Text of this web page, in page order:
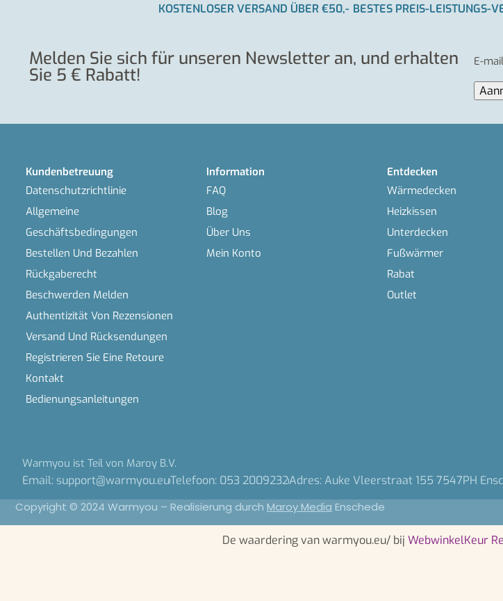
KOSTENLOSER VERSAND ÜBER €50,- BESTES PREIS-LEISTUNGS-
Melden Sie sich für unseren Newsletter an, und erhalten
Sie 5 € Rabatt!
E-
Kundenbetreuung
Datenschutzrichtlinie
Allgemeine
Geschäftsbedingungen
Bestellen Und Bezahlen
Rückgaberecht
Beschwerden Melden
Authentizität Von Rezensionen
Versand Und Rücksendungen
Registrieren Sie Eine Retoure
Kontakt
Bedienungsanleitungen
Information
FAQ
Blog
Über Uns
Mein Konto
Entdecken
Wärmedecken
Heizkissen
Unterdecken
Fußwärmer
Rabat
Outlet
Warmyou ist Teil von Maroy B.V.
Email: support@warmyou.euTelefoon: 053 2009232Adres: Auke Vleerstraat 155 7547PH
Copyright © 2024 Warmyou – Realisierung durch Maroy Media Enschede
De waardering van warmyou.eu/ bij WebwinkelKeur